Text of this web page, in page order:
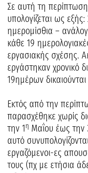
Σε αυτή τη
υπολογίζεται ως
ημερομίσθια –
κάθε 19
εργασιακής σχέσης.
εργάστηκαν χρονικό
19ημέρων
Εκτός από την
παρασχέθηκε χωρίς
την 1η Μαΐου έως την
αυτό
εργαζόμενοι-ες
τους (πχ με ετήσια